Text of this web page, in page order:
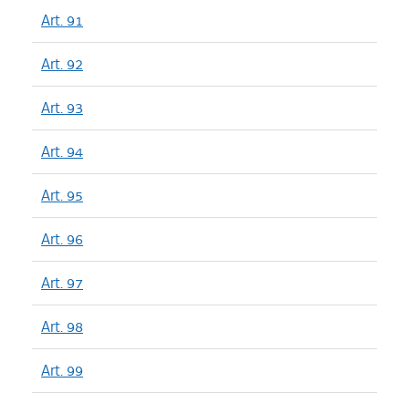
Art. 91
Art. 92
Art. 93
Art. 94
Art. 95
Art. 96
Art. 97
Art. 98
Art. 99